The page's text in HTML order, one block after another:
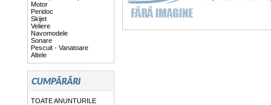
Motor
Peridoc
Skijet
Veliere
Navomodele
Sonare
Pescuit - Vanatoare
Altele
TOATE ANUNTURILE